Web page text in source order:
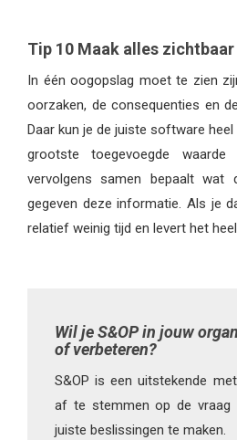
Tip 10 Maak alles zichtbaar
In één oogopslag moet te zien
oorzaken, de consequenties en
Daar kun je de juiste software
grootste toegevoegde
vervolgens samen bepaalt wat
gegeven deze informatie. Als je
relatief weinig tijd en levert het
Wil je S&OP in jouw
of verbeteren?
S&OP is een uitstekende
af te stemmen op de vraag
juiste beslissingen te maken.